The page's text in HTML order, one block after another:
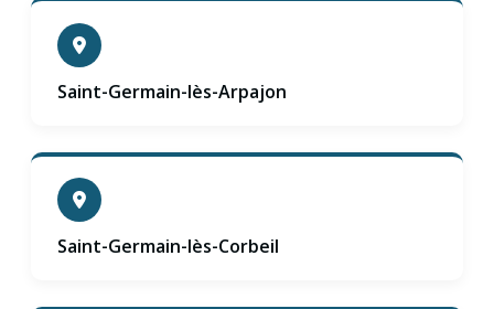
Saint-Germain-lès-Arpajon
Saint-Germain-lès-Corbeil